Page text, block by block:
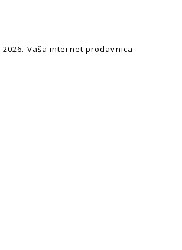
2026. Vaša internet prodavnica